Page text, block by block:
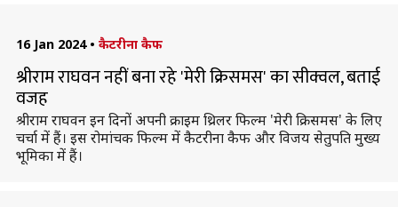
16 Jan 2024 • कैटरीना कैफ
श्रीराम राघवन नहीं बना रहे 'मेरी क्रिसमस' का सीक्वल, बताई
वजह
श्रीराम राघवन इन दिनों अपनी क्राइम थ्रिलर फिल्म 'मेरी क्रिसमस' के लिए
चर्चा में हैं। इस रोमांचक फिल्म में कैटरीना कैफ और विजय सेतुपति मुख्य
भूमिका में हैं।